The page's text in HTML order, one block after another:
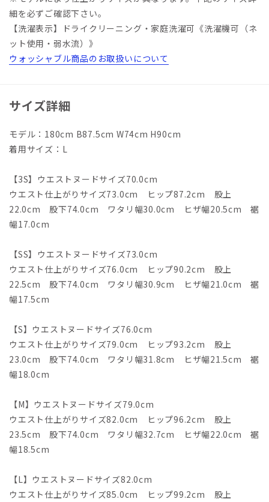
細を必ずご確認下さい。
【洗濯表示】ドライクリーニング・家庭洗濯可《洗濯機可（ネ
ット使用・弱水流）》
ウォッシャブル商品のお取扱いについて
サイズ詳細
モデル：180cm B87.5cm W74cm H90cm
着用サイズ：L
【3S】ウエストヌードサイズ70.0cm
ウエスト仕上がりサイズ73.0cm ヒップ87.2cm 股上
22.0cm 股下74.0cm ワタリ幅30.0cm ヒザ幅20.5cm 裾
幅17.0cm
【SS】ウエストヌードサイズ73.0cm
ウエスト仕上がりサイズ76.0cm ヒップ90.2cm 股上
22.5cm 股下74.0cm ワタリ幅30.9cm ヒザ幅21.0cm 裾
幅17.5cm
【S】ウエストヌードサイズ76.0cm
ウエスト仕上がりサイズ79.0cm ヒップ93.2cm 股上
23.0cm 股下74.0cm ワタリ幅31.8cm ヒザ幅21.5cm 裾
幅18.0cm
【M】ウエストヌードサイズ79.0cm
ウエスト仕上がりサイズ82.0cm ヒップ96.2cm 股上
23.5cm 股下74.0cm ワタリ幅32.7cm ヒザ幅22.0cm 裾
幅18.5cm
【L】ウエストヌードサイズ82.0cm
ウエスト仕上がりサイズ85.0cm ヒップ99.2cm 股上